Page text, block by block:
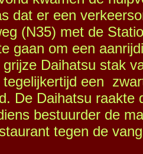
dat er een
(N35) met de
gaan om een
grijze Daihatsu stak
tegelijkertijd een
De Daihatsu
bestuurder de
tegen de